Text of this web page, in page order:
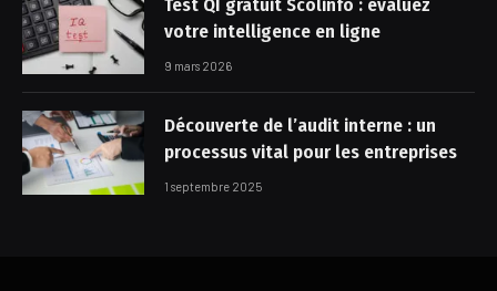
Test QI gratuit Scolinfo : évaluez
votre intelligence en ligne
9 mars 2026
Découverte de l’audit interne : un
processus vital pour les entreprises
1 septembre 2025